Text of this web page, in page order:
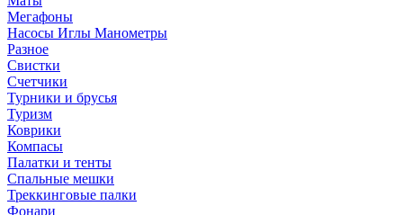
Мегафоны
Насосы Иглы Манометры
Разное
Свистки
Счетчики
Турники и брусья
Туризм
Коврики
Компасы
Палатки и тенты
Спальные мешки
Треккинговые палки
Фонари